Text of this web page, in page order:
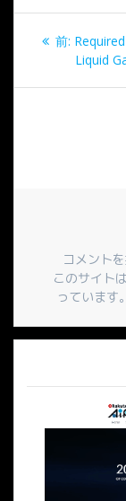
投
ン
前: 過
去
Liquid​
コメント
このサイト
っています。